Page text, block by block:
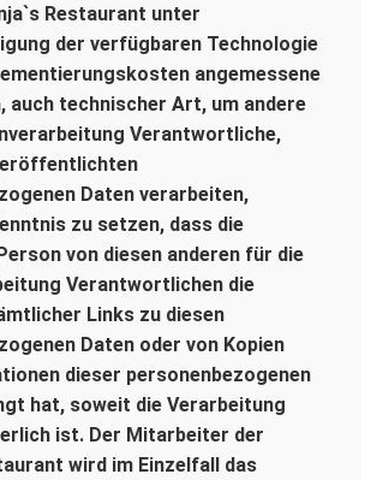
Restaurant unter
der verfügbaren Technologie
angemessene
auch technischer Art, um andere
Verantwortliche,
Daten verarbeiten,
zu setzen, dass die
von diesen anderen für die
Verantwortlichen die
Links zu diesen
Daten oder von Kopien
dieser personenbezogenen
hat, soweit die Verarbeitung
ist. Der Mitarbeiter der
wird im Einzelfall das